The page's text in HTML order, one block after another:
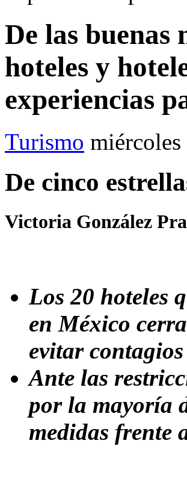
De las
hoteles y
experiencias
Turismo
De cinco
Victoria González
Los 20 hoteles
en México
evitar contagios
Ante las
por la mayoría
medidas frente